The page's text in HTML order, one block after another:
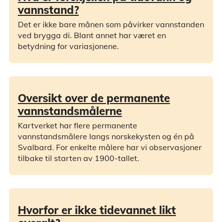
vannstand?
Det er ikke bare månen som påvirker vannstanden
ved brygga di. Blant annet har været en
betydning for variasjonene.
Oversikt over de permanente
vannstandsmålerne
Kartverket har flere permanente
vannstandsmålere langs norskekysten og én på
Svalbard. For enkelte målere har vi observasjoner
tilbake til starten av 1900-tallet.
Hvorfor er ikke tidevannet likt